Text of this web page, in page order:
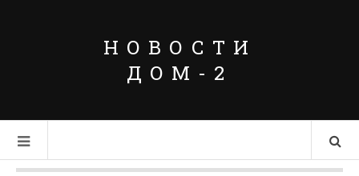
НОВОСТИ
ДОМ-2